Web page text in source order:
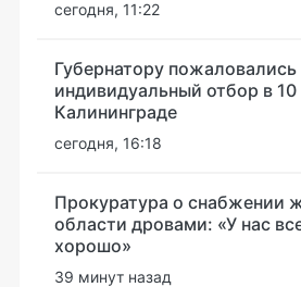
сегодня, 11:22
Губернатору пожаловались
индивидуальный отбор в
Калининграде
сегодня, 16:18
Прокуратура о снабжении
области дровами: «У нас
хорошо»
39 минут назад